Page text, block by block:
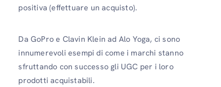
positiva (effettuare un acquisto).
Da GoPro e Clavin Klein ad Alo Yoga, ci sono
innumerevoli esempi di come i marchi stanno
sfruttando con successo gli UGC per i loro
prodotti acquistabili.